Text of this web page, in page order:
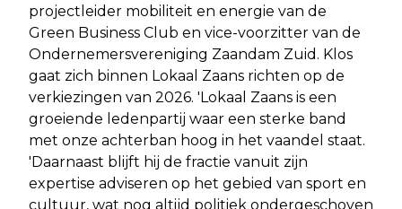
projectleider mobiliteit en energie van de
Green Business Club en vice-voorzitter van de
Ondernemersvereniging Zaandam Zuid. Klos
gaat zich binnen Lokaal Zaans richten op de
verkiezingen van 2026. 'Lokaal Zaans is een
groeiende ledenpartij waar een sterke band
met onze achterban hoog in het vaandel staat.
'Daarnaast blijft hij de fractie vanuit zijn
expertise adviseren op het gebied van sport en
cultuur, wat nog altijd politiek ondergeschoven